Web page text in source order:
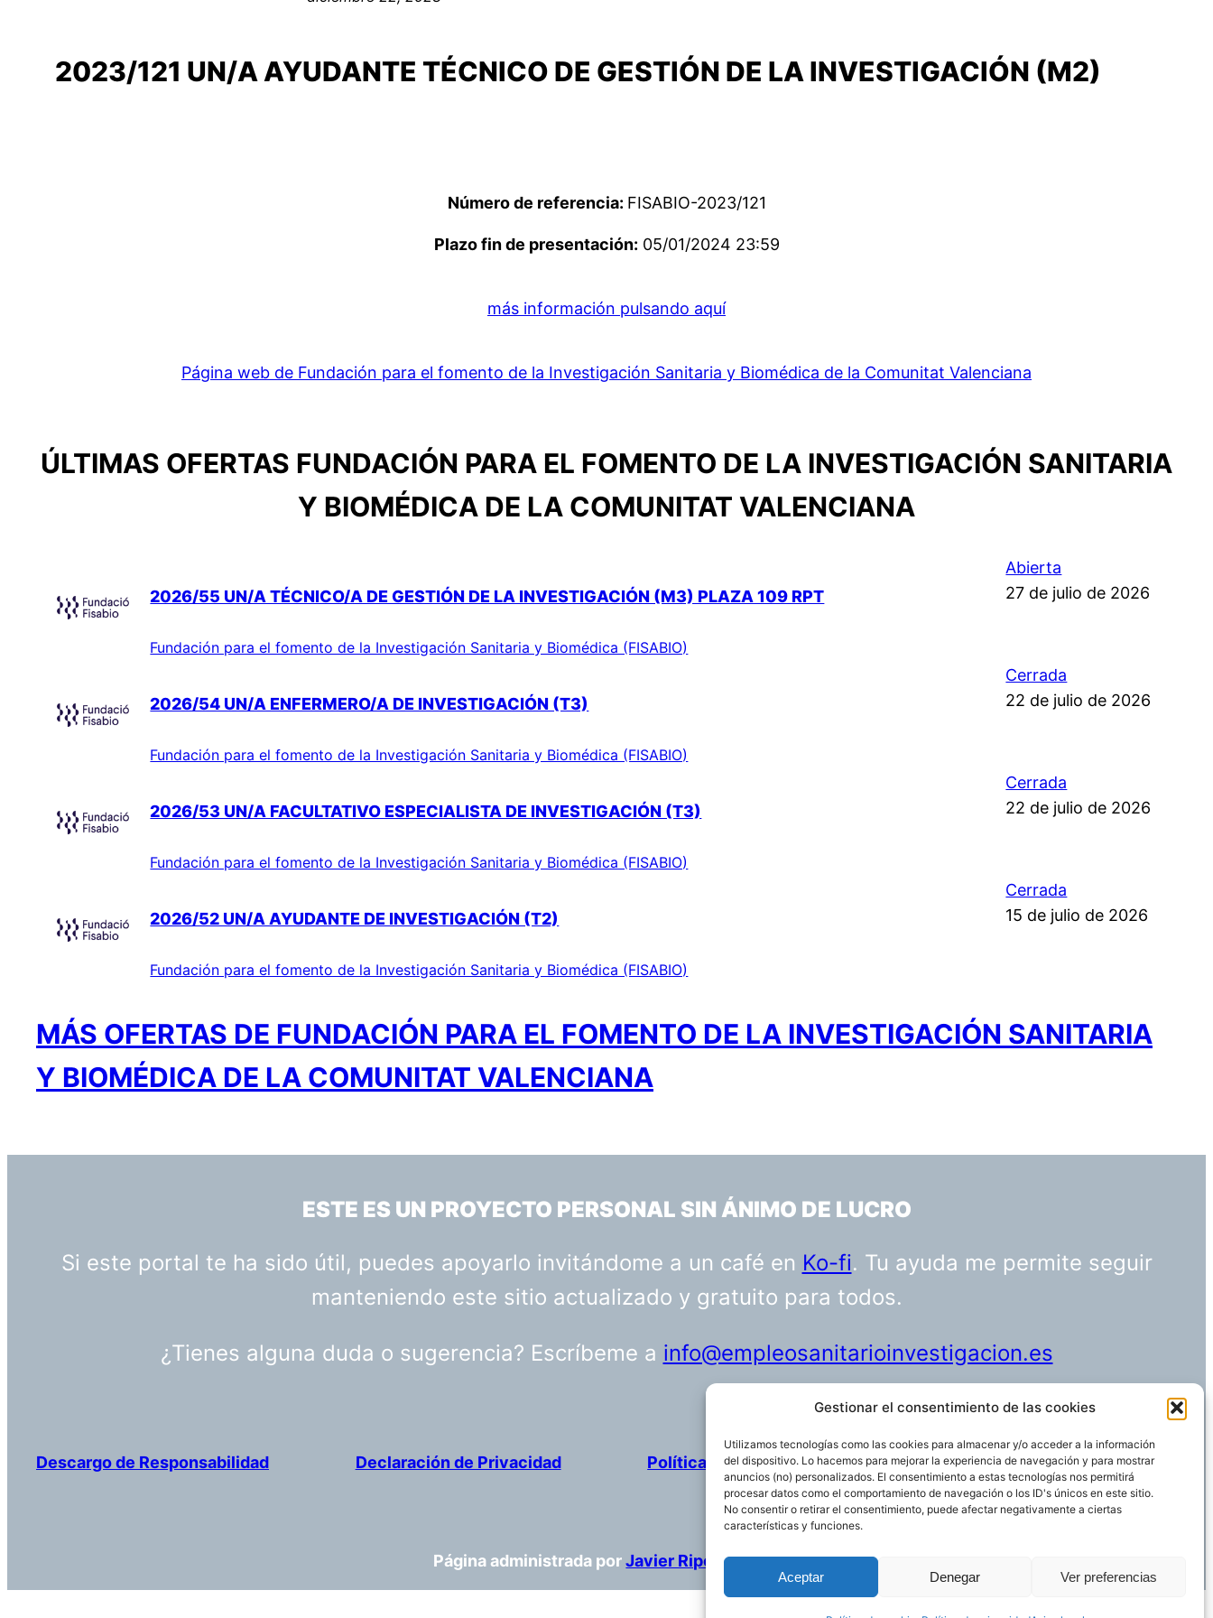
Gestionar el consentimiento de las cookies
Utilizamos tecnologías como las cookies para almacenar y/o acceder a la información
del dispositivo. Lo hacemos para mejorar la experiencia de navegación y para mostrar
anuncios (no) personalizados. El consentimiento a estas tecnologías nos permitirá
procesar datos como el comportamiento de navegación o los ID's únicos en este sitio.
No consentir o retirar el consentimiento, puede afectar negativamente a ciertas
características y funciones.
Aceptar Denegar Ver preferencias
2023/121 UN/A AYUDANTE TÉCNICO DE GESTIÓN DE LA INVESTIGACIÓN (M2)
Número de referencia: FISABIO-2023/121
Plazo fin de presentación: 05/01/2024 23:59
más información pulsando aquí
Página web de Fundación para el fomento de la Investigación Sanitaria y Biomédica de la Comunitat Valenciana
ÚLTIMAS OFERTAS FUNDACIÓN PARA EL FOMENTO DE LA INVESTIGACIÓN SANITARIA
Y BIOMÉDICA DE LA COMUNITAT VALENCIANA
2026/55 UN/A TÉCNICO/A DE GESTIÓN DE LA INVESTIGACIÓN (M3) PLAZA 109 RPT
Fundación para el fomento de la Investigación Sanitaria y Biomédica (FISABIO)
Abierta
27 de julio de 2026
2026/54 UN/A ENFERMERO/A DE INVESTIGACIÓN (T3)
Fundación para el fomento de la Investigación Sanitaria y Biomédica (FISABIO)
Cerrada
22 de julio de 2026
2026/53 UN/A FACULTATIVO ESPECIALISTA DE INVESTIGACIÓN (T3)
Fundación para el fomento de la Investigación Sanitaria y Biomédica (FISABIO)
Cerrada
22 de julio de 2026
2026/52 UN/A AYUDANTE DE INVESTIGACIÓN (T2)
Fundación para el fomento de la Investigación Sanitaria y Biomédica (FISABIO)
Cerrada
15 de julio de 2026
MÁS OFERTAS DE FUNDACIÓN PARA EL FOMENTO DE LA INVESTIGACIÓN SANITARIA
Y BIOMÉDICA DE LA COMUNITAT VALENCIANA
ESTE ES UN PROYECTO PERSONAL SIN ÁNIMO DE LUCRO
Si este portal te ha sido útil, puedes apoyarlo invitándome a un café en Ko-fi. Tu ayuda me permite seguir
manteniendo este sitio actualizado y gratuito para todos.
¿Tienes alguna duda o sugerencia? Escríbeme a info@empleosanitarioinvestigacion.es
Descargo de Responsabilidad Declaración de Privacidad Política de cookies Funciona gracias aWordPress
Página administrada porJavier Ripoll